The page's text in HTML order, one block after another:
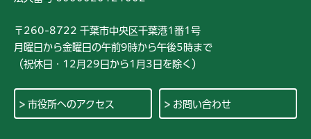
〒260-8722 千葉市中央区千葉港1番1号
月曜日から金曜日の午前9時から午後5時まで
（祝休日・12月29日から1月3日を除く）
市役所へのアクセス お問い合わせ